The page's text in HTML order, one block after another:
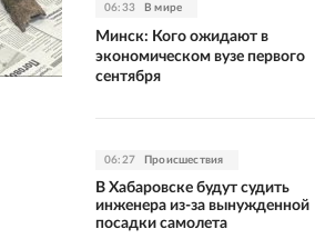
06:33 В мире
Минск: Кого ожидают в
экономическом вузе первого
сентября
06:27 Происшествия
В Хабаровске будут судить
инженера из-за вынужденной
посадки самолета